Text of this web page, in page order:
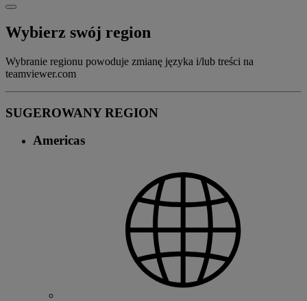
Wybierz swój region
Wybranie regionu powoduje zmianę języka i/lub treści na
teamviewer.com
SUGEROWANY REGION
Americas